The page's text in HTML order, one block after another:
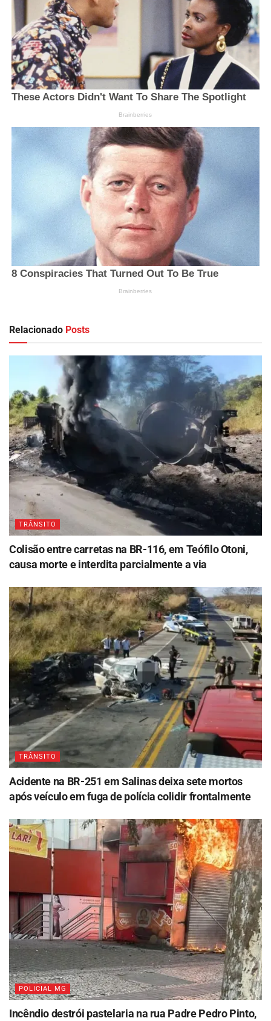
Relacionado Posts
TRÂNSITO
Colisão entre carretas na BR-116, em Teófilo Otoni,
causa morte e interdita parcialmente a via
TRÂNSITO
Acidente na BR-251 em Salinas deixa sete mortos
após veículo em fuga de polícia colidir frontalmente
POLICIAL MG
Incêndio destrói pastelaria na rua Padre Pedro Pinto,